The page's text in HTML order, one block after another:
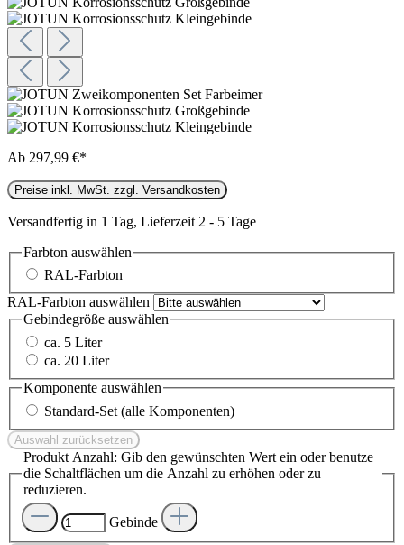
Ab 297,99 €*
Preise inkl. MwSt. zzgl. Versandkosten
Versandfertig in 1 Tag, Lieferzeit 2 - 5 Tage
Farbton auswählen
RAL-Farbton
RAL-Farbton auswählen
Gebindegröße auswählen
ca. 5 Liter
ca. 20 Liter
Komponente auswählen
Standard-Set (alle Komponenten)
Auswahl zurücksetzen
Produkt Anzahl: Gib den gewünschten Wert ein oder benutze
die Schaltflächen um die Anzahl zu erhöhen oder zu
reduzieren.
Gebinde